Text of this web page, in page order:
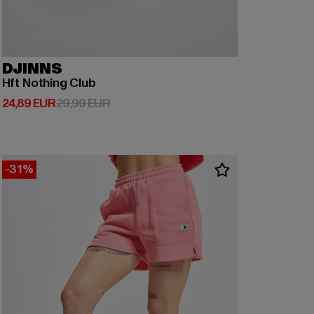
DJINNS
Hft Nothing Club
24,89 EUR
Derzeitiger Preis: 24,89 EUR
29,99 EURAktionspreis: 29,99 EUR
-31%